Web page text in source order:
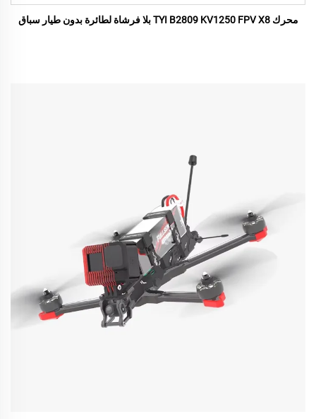
محرك TYI B2809 KV1250 FPV X8 بلا فرشاة لطائرة بدون طيار سباق